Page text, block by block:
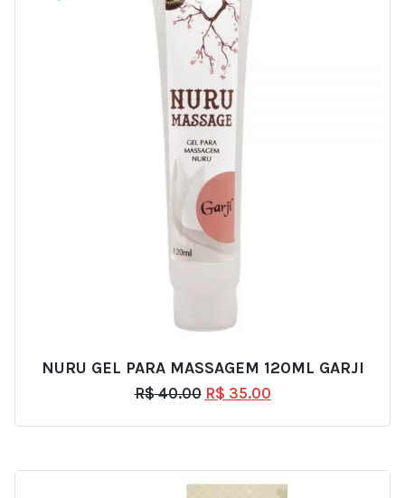
NURU GEL PARA MASSAGEM 120ML GARJI
R$40.00 R$ 35.00